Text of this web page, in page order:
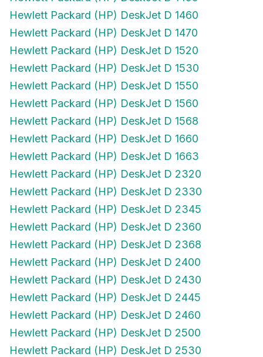
Hewlett Packard (HP) DeskJet D 1460
Hewlett Packard (HP) DeskJet D 1470
Hewlett Packard (HP) DeskJet D 1520
Hewlett Packard (HP) DeskJet D 1530
Hewlett Packard (HP) DeskJet D 1550
Hewlett Packard (HP) DeskJet D 1560
Hewlett Packard (HP) DeskJet D 1568
Hewlett Packard (HP) DeskJet D 1660
Hewlett Packard (HP) DeskJet D 1663
Hewlett Packard (HP) DeskJet D 2320
Hewlett Packard (HP) DeskJet D 2330
Hewlett Packard (HP) DeskJet D 2345
Hewlett Packard (HP) DeskJet D 2360
Hewlett Packard (HP) DeskJet D 2368
Hewlett Packard (HP) DeskJet D 2400
Hewlett Packard (HP) DeskJet D 2430
Hewlett Packard (HP) DeskJet D 2445
Hewlett Packard (HP) DeskJet D 2460
Hewlett Packard (HP) DeskJet D 2500
Hewlett Packard (HP) DeskJet D 2530